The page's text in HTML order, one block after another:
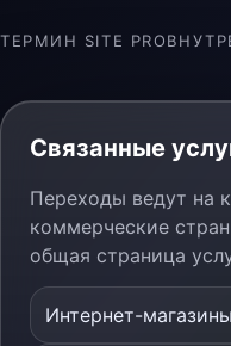
ТЕРМИН SITE PRO
Связанные
Переходы ведут на
коммерческие
общая страница
Интернет-магазины